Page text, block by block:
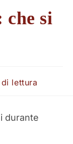
che si
lettura
durante